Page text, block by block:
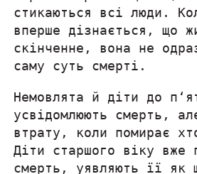
стикаються всі люди.
вперше дізнається, що
скінченне, вона не
саму суть смерті.
Немовлята й діти до
усвідомлюють смерть,
втрату, коли помирає
Діти старшого віку вже
смерть, уявляють її як